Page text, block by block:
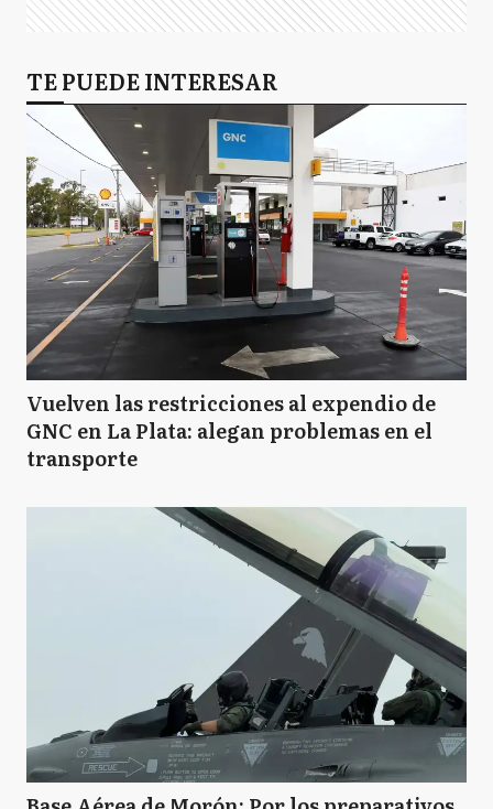
TE PUEDE INTERESAR
Vuelven las restricciones al expendio de
GNC en La Plata: alegan problemas en el
transporte